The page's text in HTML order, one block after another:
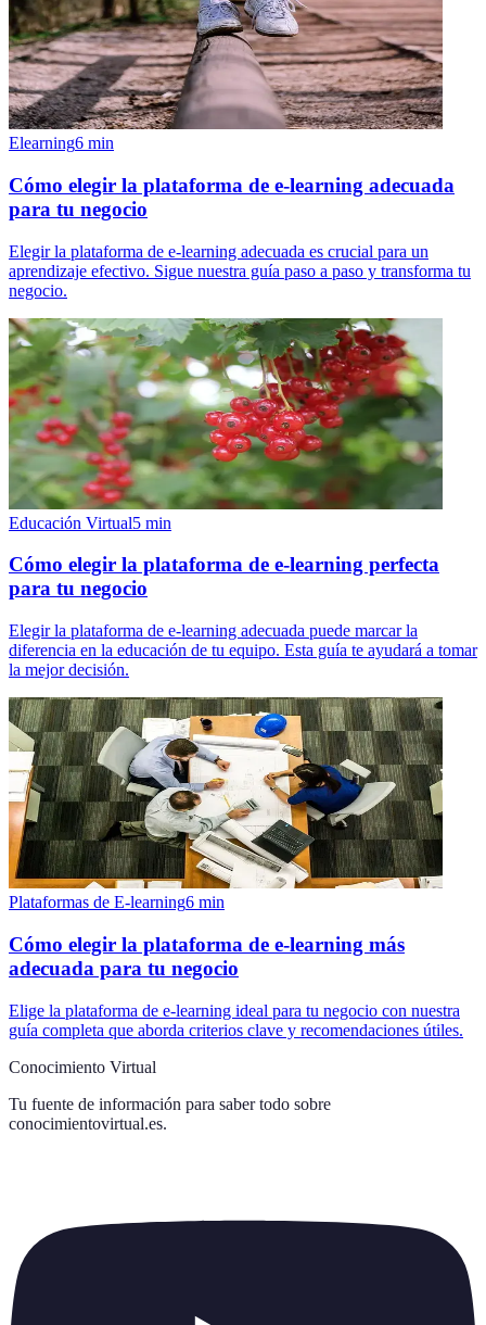
Elearning6 min
Cómo elegir la plataforma de e-learning adecuada
para tu negocio
Elegir la plataforma de e-learning adecuada es crucial para un
aprendizaje efectivo. Sigue nuestra guía paso a paso y transforma tu
negocio.
Educación Virtual5 min
Cómo elegir la plataforma de e-learning perfecta
para tu negocio
Elegir la plataforma de e-learning adecuada puede marcar la
diferencia en la educación de tu equipo. Esta guía te ayudará a tomar
la mejor decisión.
Plataformas de E-learning6 min
Cómo elegir la plataforma de e-learning más
adecuada para tu negocio
Elige la plataforma de e-learning ideal para tu negocio con nuestra
guía completa que aborda criterios clave y recomendaciones útiles.
Conocimiento Virtual
Tu fuente de información para saber todo sobre
conocimientovirtual.es.